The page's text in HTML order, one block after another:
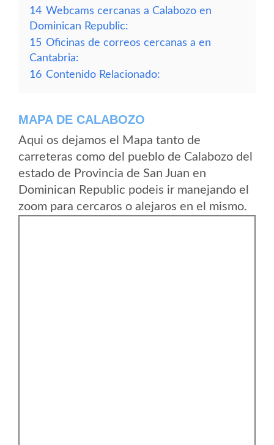
14 Webcams cercanas a Calabozo en
Dominican Republic:
15 Oficinas de correos cercanas a en
Cantabria:
16 Contenido Relacionado:
MAPA DE CALABOZO
Aqui os dejamos el Mapa tanto de
carreteras como del pueblo de Calabozo del
estado de Provincia de San Juan en
Dominican Republic podeis ir manejando el
zoom para cercaros o alejaros en el mismo.